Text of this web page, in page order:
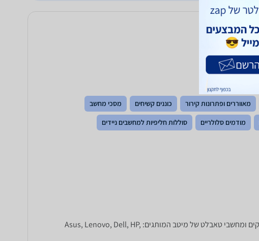
מאווררים ופתרונות קירור כוננים קשיחים מסכי מחשב
מודמים סלולריים סוללות חליפיות למחשבים ניידים
מחפשים מחשב נייד חדש? ב-zap השוואת מחירים תמצאו מבחר רחב של לפטופים, מחשבי Ultrabook, מחשבי גיימרים, נטבוקים ומחשבי טאבלט של מיטב המותגים: Asus, Lenovo, Dell, HP,